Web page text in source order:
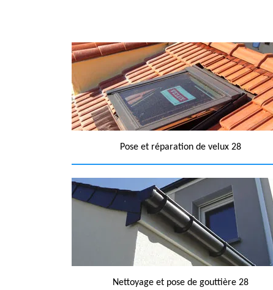
Pose et réparation de velux 28
Nettoyage et pose de gouttière 28